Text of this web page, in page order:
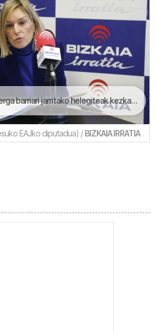
helegiteak kezkagarriak dira" zehaztu dau Idoia Sagastizabal jeltzaleak | Goizeko Izarretan
EAJko diputadua) /BIZKAIA IRRATIA